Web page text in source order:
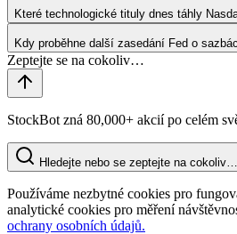
Které technologické tituly dnes táhly
Kdy proběhne další zasedání Fed o
StockBot zná 80,000+ akcií po celém
Hledejte nebo se zeptejte na cokoliv…
Používáme nezbytné cookies pro
analytické cookies pro měření
ochrany osobních údajů.